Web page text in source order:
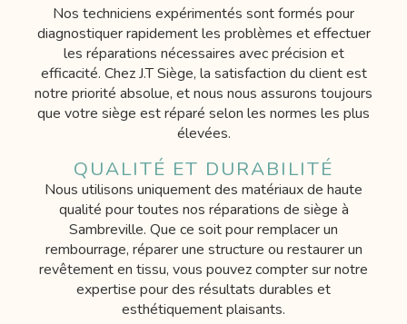
Nos techniciens expérimentés sont formés pour
diagnostiquer rapidement les problèmes et effectuer
les réparations nécessaires avec précision et
efficacité. Chez J.T Siège, la satisfaction du client est
notre priorité absolue, et nous nous assurons toujours
que votre siège est réparé selon les normes les plus
élevées.
QUALITÉ ET DURABILITÉ
Nous utilisons uniquement des matériaux de haute
qualité pour toutes nos réparations de siège à
Sambreville. Que ce soit pour remplacer un
rembourrage, réparer une structure ou restaurer un
revêtement en tissu, vous pouvez compter sur notre
expertise pour des résultats durables et
esthétiquement plaisants.